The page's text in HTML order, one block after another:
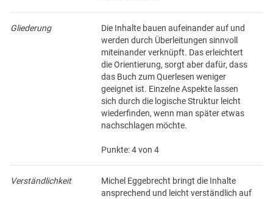
Gliederung
Die Inhalte bauen aufeinander auf und
werden durch Überleitungen sinnvoll
miteinander verknüpft. Das erleichtert
die Orientierung, sorgt aber dafür, dass
das Buch zum Querlesen weniger
geeignet ist. Einzelne Aspekte lassen
sich durch die logische Struktur leicht
wiederfinden, wenn man später etwas
nachschlagen möchte.
Punkte: 4 von 4
Verständlichkeit
Michel Eggebrecht bringt die Inhalte
ansprechend und leicht verständlich auf